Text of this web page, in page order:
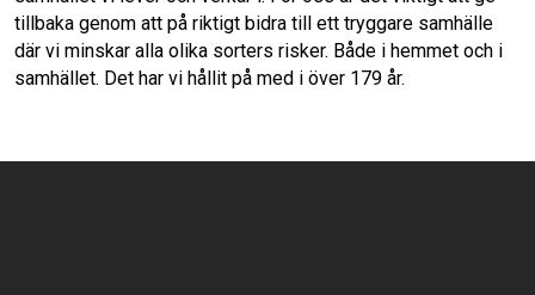
tillbaka genom att på riktigt bidra till ett tryggare samhälle
där vi minskar alla olika sorters risker. Både i hemmet och i
samhället. Det har vi hållit på med i över 179 år.